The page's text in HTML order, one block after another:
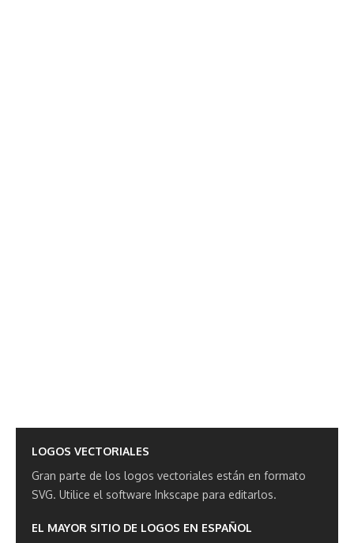
LOGOS VECTORIALES
Gran parte de los logos vectoriales están en formato
SVG. Utilice el software Inkscape para editarlos.
EL MAYOR SITIO DE LOGOS EN ESPAÑOL